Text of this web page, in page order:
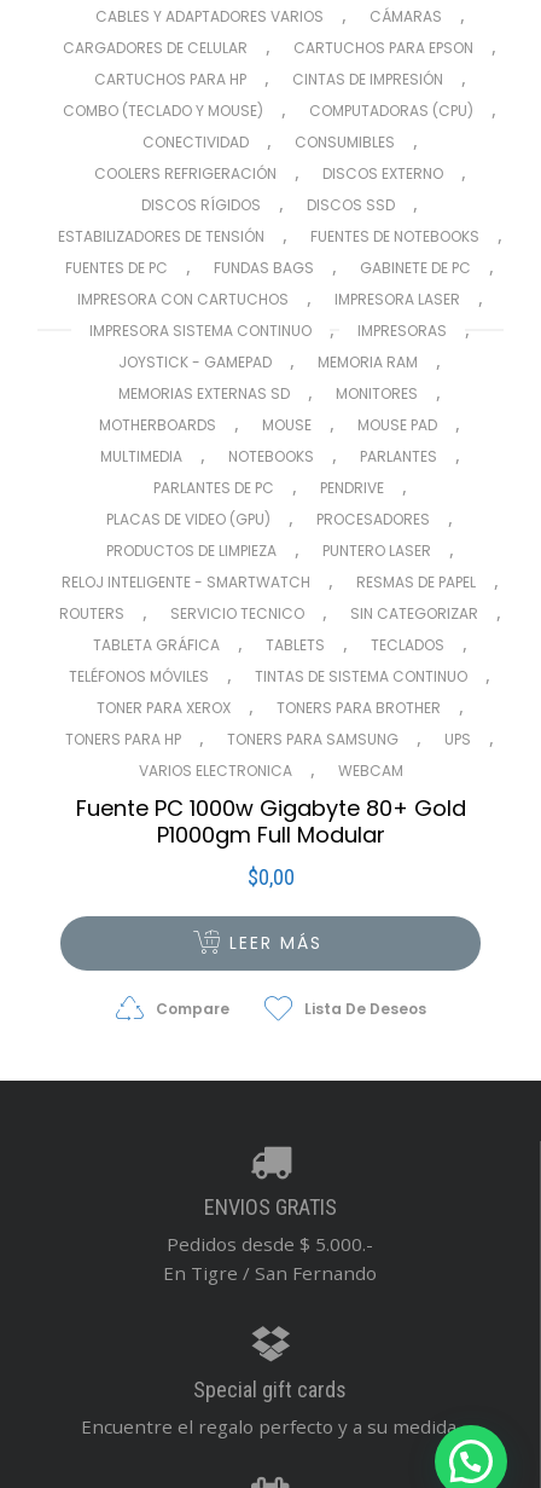
CABLES Y ADAPTADORES VARIOS , CÁMARAS ,
CARGADORES DE CELULAR , CARTUCHOS PARA EPSON ,
CARTUCHOS PARA HP , CINTAS DE IMPRESIÓN ,
COMBO (TECLADO Y MOUSE) , COMPUTADORAS (CPU) ,
CONECTIVIDAD , CONSUMIBLES ,
COOLERS REFRIGERACIÓN , DISCOS EXTERNO ,
DISCOS RÍGIDOS , DISCOS SSD ,
ESTABILIZADORES DE TENSIÓN , FUENTES DE NOTEBOOKS ,
FUENTES DE PC , FUNDAS BAGS , GABINETE DE PC ,
IMPRESORA CON CARTUCHOS , IMPRESORA LASER ,
IMPRESORA SISTEMA CONTINUO , IMPRESORAS ,
JOYSTICK - GAMEPAD , MEMORIA RAM ,
MEMORIAS EXTERNAS SD , MONITORES ,
MOTHERBOARDS , MOUSE , MOUSE PAD ,
MULTIMEDIA , NOTEBOOKS , PARLANTES ,
PARLANTES DE PC , PENDRIVE ,
PLACAS DE VIDEO (GPU) , PROCESADORES ,
PRODUCTOS DE LIMPIEZA , PUNTERO LASER ,
RELOJ INTELIGENTE - SMARTWATCH , RESMAS DE PAPEL ,
ROUTERS , SERVICIO TECNICO , SIN CATEGORIZAR ,
TABLETA GRÁFICA , TABLETS , TECLADOS ,
TELÉFONOS MÓVILES , TINTAS DE SISTEMA CONTINUO ,
TONER PARA XEROX , TONERS PARA BROTHER ,
TONERS PARA HP , TONERS PARA SAMSUNG , UPS ,
VARIOS ELECTRONICA , WEBCAM
Fuente PC 1000w Gigabyte 80+ Gold
P1000gm Full Modular
$0,00
LEER MÁS
Compare Lista De Deseos
ENVIOS GRATIS
Pedidos desde $ 5.000.-
En Tigre / San Fernando
Special gift cards
Encuentre el regalo perfecto y a su medida.